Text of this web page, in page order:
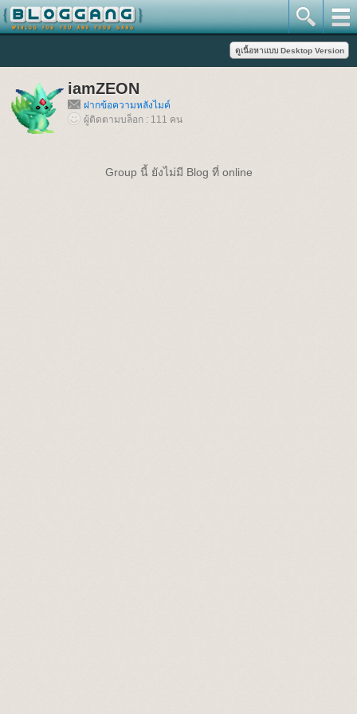
iamZEON
ฝากข้อความหลังไมค์
ผู้ติดตามบล็อก : 111 คน
Group นี้ ยังไม่มี Blog ที่ online